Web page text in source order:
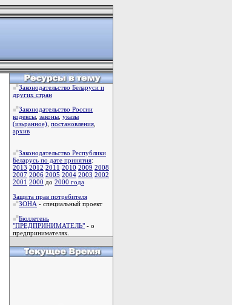
Законодательство Беларуси и
других стран
Законодательство России
кодексы законы указы
(изьранное) постановления
архив
Законодательство Республики
Беларусь по дате принятия:
2013 2012 2011 2010 2009 2008
2007 2006 2005 2004 2003 2002
2001 2000 до 2000 года
Защита прав потребителя
ЗОНА - специальный проект
Бюллетень
"ПРЕДПРИНИМАТЕЛЬ" - о
предпринимателях.